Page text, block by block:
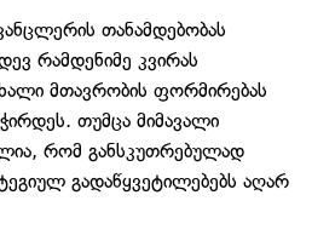
თანამდებობას
რამდენიმე კვირას
მთავრობის ფორმირებას
თუმცა მიმავალი
რომ განსკუთრებულად
გადაწყვეტილებებს აღარ